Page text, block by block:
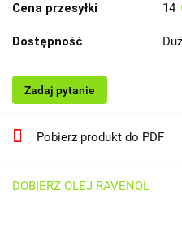
Cena przesyłki 14
Dostępność
Zadaj pytanie
Pobierz produkt do PDF
DOBIERZ OLEJ RAVENOL